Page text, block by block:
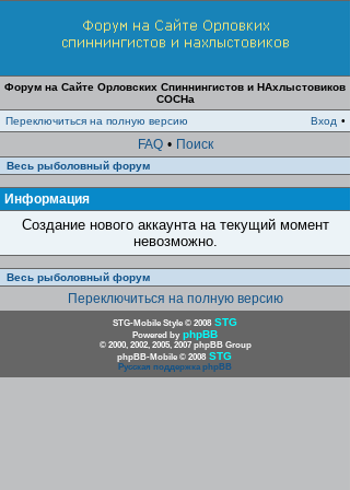
Форум на Сайте Орловских Спиннингистов и НАхлыстовиков
СОСНа
Переключиться на полную версию
Вход •
FAQ • Поиск
Весь рыболовный форум
Информация
Создание нового аккаунта на текущий момент
невозможно.
Весь рыболовный форум
Переключиться на полную версию
STG-Mobile Style © 2008 STG
Powered by phpBB
© 2000, 2002, 2005, 2007 phpBB Group
phpBB-Mobile © 2008 STG
Русская поддержка phpBB